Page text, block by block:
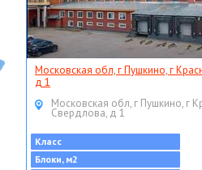
Московская обл, г Пушкино, г
д 1
Московская обл, г Пушкино, г
Свердлова, д 1
Класс
Блоки, м2